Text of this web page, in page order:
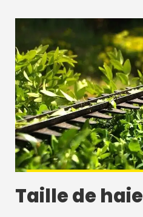
Taille de haie